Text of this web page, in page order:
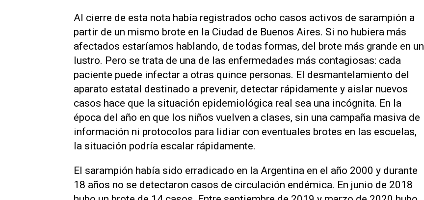
Al cierre de esta nota había registrados ocho casos activos de sarampión a
partir de un mismo brote en la Ciudad de Buenos Aires. Si no hubiera más
afectados estaríamos hablando, de todas formas, del brote más grande en un
lustro. Pero se trata de una de las enfermedades más contagiosas: cada
paciente puede infectar a otras quince personas. El desmantelamiento del
aparato estatal destinado a prevenir, detectar rápidamente y aislar nuevos
casos hace que la situación epidemiológica real sea una incógnita. En la
época del año en que los niños vuelven a clases, sin una campaña masiva de
información ni protocolos para lidiar con eventuales brotes en las escuelas,
la situación podría escalar rápidamente. ​
El sarampión había sido erradicado en la Argentina en el año 2000 y durante
18 años no se detectaron casos de circulación endémica. En junio de 2018